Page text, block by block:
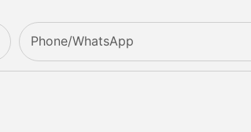
Phone/whatsApp